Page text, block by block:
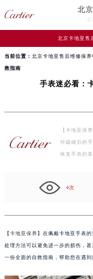
北
北京卡地亚售
当前位置： 北京卡地亚售后维修保养
救指南
手表迷必看：
【卡地亚保
对磕碰后的
恢复手表的
4次
【卡地亚保养】在佩戴卡地亚手表
处理方法可以避免进一步的损伤，
一份全面的自救指南，帮助您在遇到